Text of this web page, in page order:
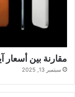
مقارنة بين أسعار آيفون 17 في جميع
سبتمبر 13, 2025